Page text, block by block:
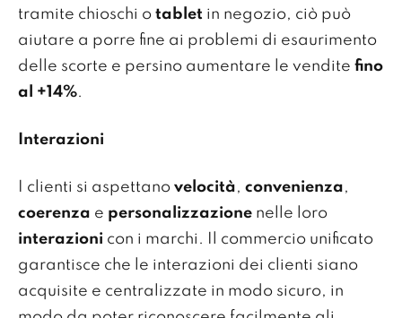
tramite chioschi o tablet in negozio, ciò può
aiutare a porre fine ai problemi di esaurimento
delle scorte e persino aumentare le vendite fino
al +14%.
Interazioni
I clienti si aspettano velocità, convenienza,
coerenza e personalizzazione nelle loro
interazioni con i marchi. Il commercio unificato
garantisce che le interazioni dei clienti siano
acquisite e centralizzate in modo sicuro, in